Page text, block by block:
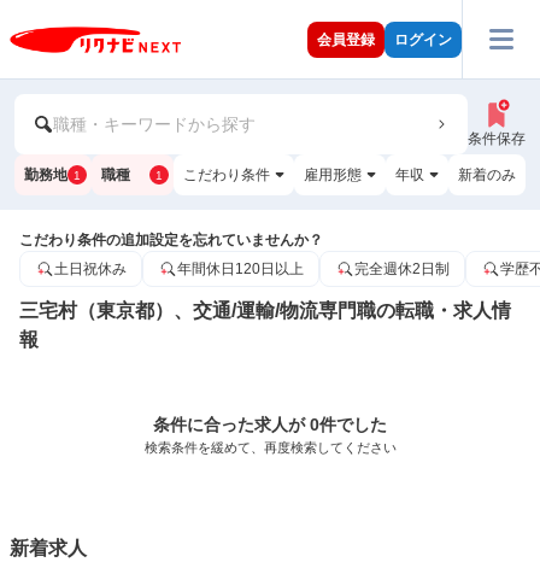
会員登録 ログイン
職種・キーワードから探す
条件保存
勤務地 1 職種 1 こだわり条件 雇用形態 年収 新着のみ
こだわり条件の追加設定を忘れていませんか？
土日祝休み
年間休日120日以上 完全週休2日制 学歴
三宅村（東京都）、交通/運輸/物流専門職の転職・求人情
報
条件に合った求人が 0件でした
検索条件を緩めて、再度検索してください
新着求人